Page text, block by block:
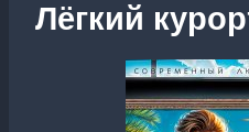
Лёгкий